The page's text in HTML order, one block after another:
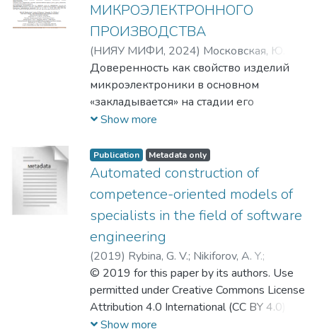
МИКРОЭЛЕКТРОННОГО
ПРОИЗВОДСТВА
(НИЯУ МИФИ, 2024) Московская, Ю. М.
Денисов, А. Н.; Никифоров, А. Ю.;
Никифоров, Андрей Юрьевич
Доверенность как свойство изделий
микроэлектроники в основном
«закладывается» на стадии его
разработки и обеспечивается
квалификацией и опытом
разработчика, рациональным выбором
ключевых технических решений,
реализующих заданные
функциональные и эксплуатационные
характеристики, а также парированием
основных угроз его безопасности.
Аналогично формирование
доверенности изделий при их опытном
и серийном производстве
обеспечивается результатами
Show more
Publication Metadata only
Automated construction of
competence-oriented models of
specialists in the field of software
engineering
(2019) Rybina, G. V.; Nikiforov, A. Y.;
Рыбина, Галина Валентиновна;
Никифоров, Андрей Юрьевич
© 2019 for this paper by its authors. Use
permitted under Creative Commons License
Attribution 4.0 International (CC BY 4.0).The
scientific-methodical and technological
Show more